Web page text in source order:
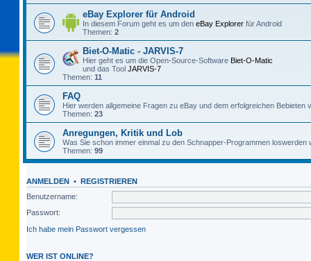
eBay Explorer für Android
In diesem Forum geht es um den eBay Explorer für Android
Themen: 2
Biet-O-Matic - JARVIS-7
Hier geht es um die Open-Source-Software Biet-O-Matic
und das Tool JARVIS-7
Themen: 11
FAQ
Hier werden allgemeine Fragen zu eBay und dem erfolgreichen Bebieten
Themen: 23
Anregungen, Kritik und Lob
Was Sie schon immer einmal zu den Schnapper-Programmen loswerden
Themen: 99
ANMELDEN • REGISTRIEREN
Benutzername:
Passwort:
Ich habe mein Passwort vergessen
WER IST ONLINE?